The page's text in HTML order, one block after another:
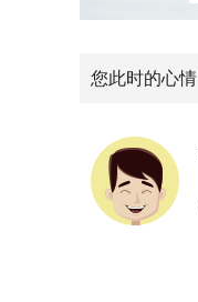
您此时的心情